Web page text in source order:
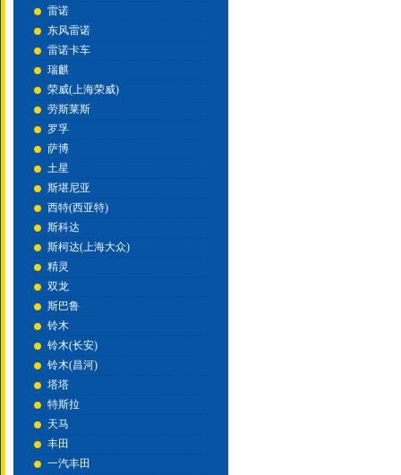
雷诺
东风雷诺
雷诺卡车
瑞麒
荣威(上海荣威)
劳斯莱斯
罗孚
萨博
土星
斯堪尼亚
西特(西亚特)
斯科达
斯柯达(上海大众)
精灵
双龙
斯巴鲁
铃木
铃木(长安)
铃木(昌河)
塔塔
特斯拉
天马
丰田
一汽丰田